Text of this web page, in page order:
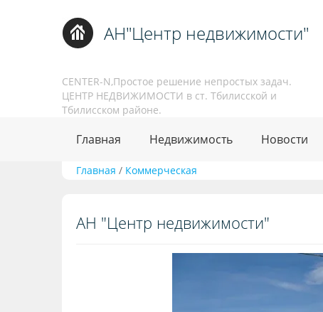
АН"Центр недвижимости"
CENTER-N,Простое решение непростых задач.
ЦЕНТР НЕДВИЖИМОСТИ в ст. Тбилисской и
Тбилисском районе.
Главная Недвижимость Новости
Главная / Коммерческая
АН "Центр недвижимости"